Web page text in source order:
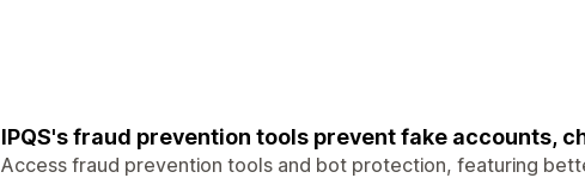
IPQS's fraud prevention tools prevent fake accounts,
Access fraud prevention tools and bot protection, featuring